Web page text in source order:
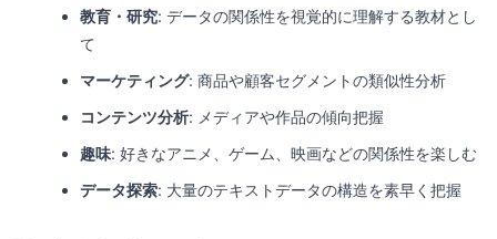
教育・研究: データの関係性を視覚的に理解する教材とし
て
マーケティング: 商品や顧客セグメントの類似性分析
コンテンツ分析: メディアや作品の傾向把握
趣味: 好きなアニメ、ゲーム、映画などの関係性を楽しむ
データ探索: 大量のテキストデータの構造を素早く把握